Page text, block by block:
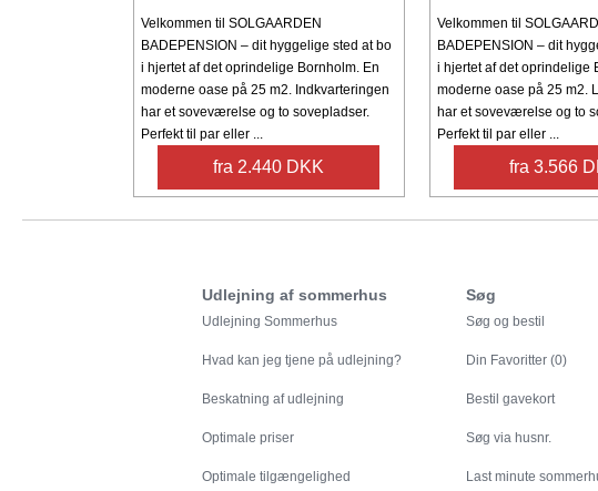
Velkommen til SOLGAARDEN
BADEPENSION – dit hyggelige sted at bo
i hjertet af det oprindelige Bornholm. En
moderne oase på 25 m2. Indkvarteringen
har et soveværelse og to sovepladser.
Perfekt til par eller ...
fra 2.440 DKK
Velkommen til
BADEPENSION – dit
i hjertet af det oprindelige
moderne oase på 25 m2.
har et soveværelse og to
Perfekt til par eller ...
fra 3.566
Udlejning af sommerhus
Udlejning Sommerhus
Hvad kan jeg tjene på udlejning?
Beskatning af udlejning
Optimale priser
Optimale tilgængelighed
Søg
Søg og bestil
Din Favoritter (0)
Bestil gavekort
Søg via husnr.
Last minute